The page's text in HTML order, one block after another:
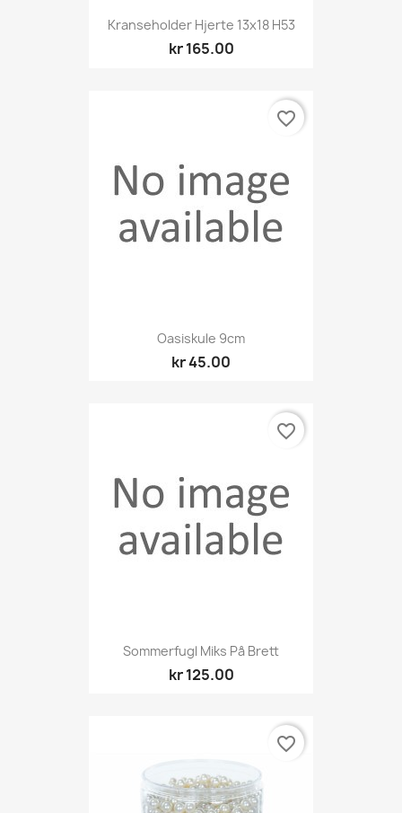
Kranseholder Hjerte 13x18 H53
kr 165.00
Oasiskule 9cm
kr 45.00
favorite_border
Sommerfugl Miks På Brett
kr 125.00
favorite_border
favorite_border